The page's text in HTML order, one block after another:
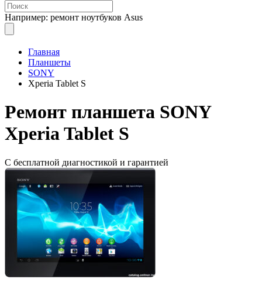
Например: ремонт ноутбуков Asus
Главная
Планшеты
SONY
Xperia Tablet S
Ремонт планшета SONY
Xperia Tablet S
С бесплатной диагностикой и гарантией